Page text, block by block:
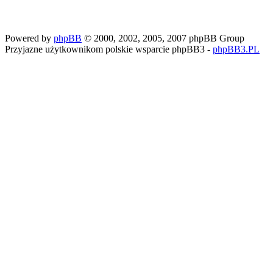
Powered by phpBB © 2000, 2002, 2005, 2007 phpBB Group
Przyjazne użytkownikom polskie wsparcie phpBB3 - phpBB3.PL